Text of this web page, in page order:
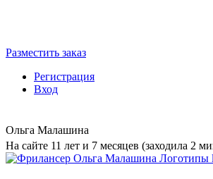
Разместить заказ
Регистрация
Вход
Ольга Малашина
На сайте 11 лет и 7 месяцев (заходила 2